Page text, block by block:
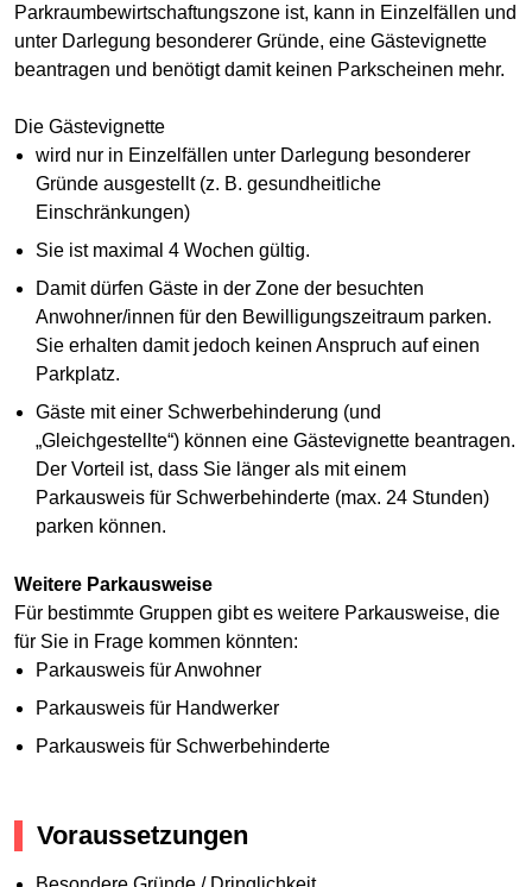
Parkraumbewirtschaftungszone ist, kann in Einzelfällen und
unter Darlegung besonderer Gründe, eine Gästevignette
beantragen und benötigt damit keinen Parkscheinen mehr.
Die Gästevignette
wird nur in Einzelfällen unter Darlegung besonderer
Gründe ausgestellt (z. B. gesundheitliche
Einschränkungen)
Sie ist maximal 4 Wochen gültig.
Damit dürfen Gäste in der Zone der besuchten
Anwohner/innen für den Bewilligungszeitraum parken.
Sie erhalten damit jedoch keinen Anspruch auf einen
Parkplatz.
Gäste mit einer Schwerbehinderung (und
„Gleichgestellte“) können eine Gästevignette beantragen.
Der Vorteil ist, dass Sie länger als mit einem
Parkausweis für Schwerbehinderte (max. 24 Stunden)
parken können.
Weitere Parkausweise
Für bestimmte Gruppen gibt es weitere Parkausweise, die
für Sie in Frage kommen könnten:
Parkausweis für Anwohner
Parkausweis für Handwerker
Parkausweis für Schwerbehinderte
Voraussetzungen